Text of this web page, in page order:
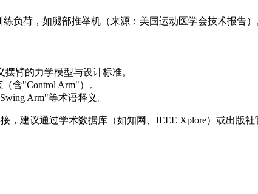
负荷，如腿部推举机（来源：美国运动医学会技术报告）
臂的力学模型与设计标准。
含"Control Arm"）。
Arm"等术语释义。
建议通过学术数据库（如知网、IEEE Xplore）或出版社